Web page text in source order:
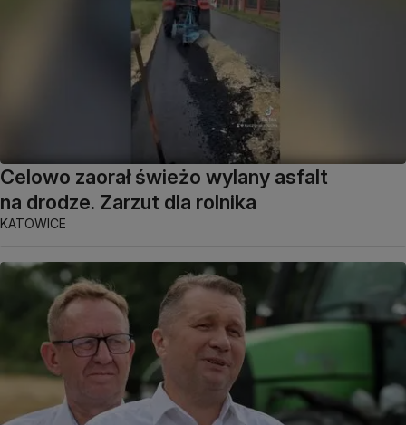
Celowo zaorał świeżo wylany asfalt
na drodze. Zarzut dla rolnika
KATOWICE